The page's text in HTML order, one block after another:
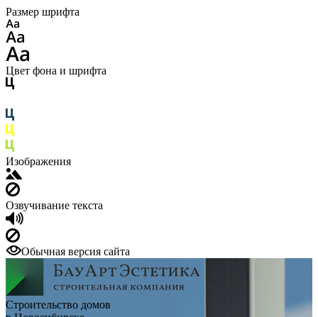
Размер шрифта
Цвет фона и шрифта
Изображения
Озвучивание текста
Обычная версия сайта
Строительство домов